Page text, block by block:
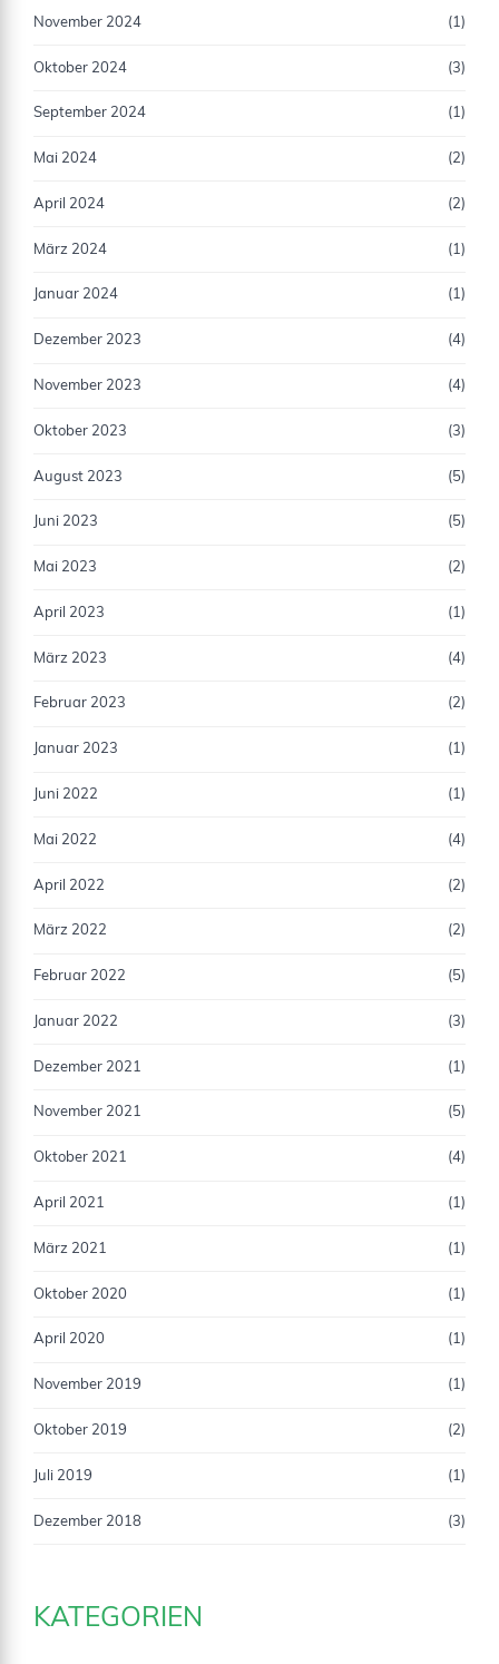
November 2024 (1)
Oktober 2024 (3)
September 2024 (1)
Mai 2024 (2)
April 2024 (2)
März 2024 (1)
Januar 2024 (1)
Dezember 2023 (4)
November 2023 (4)
Oktober 2023 (3)
August 2023 (5)
Juni 2023 (5)
Mai 2023 (2)
April 2023 (1)
März 2023 (4)
Februar 2023 (2)
Januar 2023 (1)
Juni 2022 (1)
Mai 2022 (4)
April 2022 (2)
März 2022 (2)
Februar 2022 (5)
Januar 2022 (3)
Dezember 2021 (1)
November 2021 (5)
Oktober 2021 (4)
April 2021 (1)
März 2021 (1)
Oktober 2020 (1)
April 2020 (1)
November 2019 (1)
Oktober 2019 (2)
Juli 2019 (1)
Dezember 2018 (3)
KATEGORIEN